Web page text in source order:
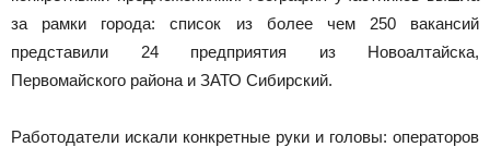
за рамки города: список из более чем 250 вакансий
представили 24 предприятия из Новоалтайска,
Первомайского района и ЗАТО Сибирский.
Работодатели искали конкретные руки и головы: операторов